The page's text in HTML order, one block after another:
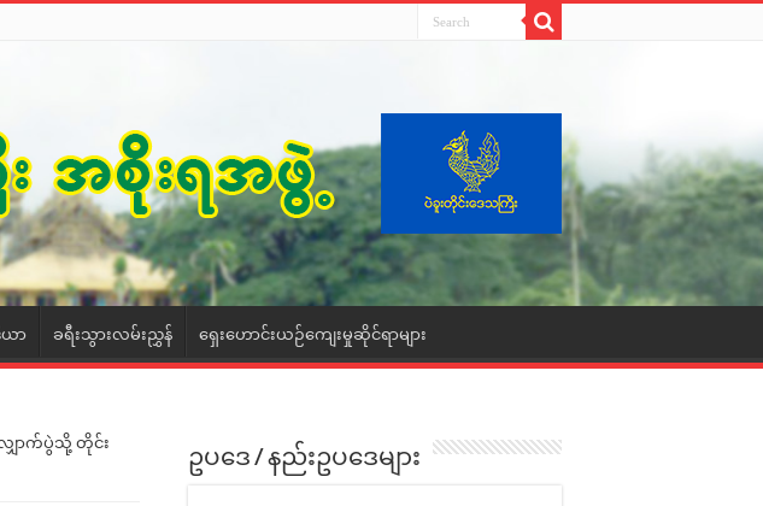
ယာ ခရီးသွားလမ်းညွှန် ရှေးဟောင်းယဉ်ကျေးမှုဆိုင်ရာများ
ောက်ပွဲသို့ တိုင်း
ဥပဒေ / နည်းဥပဒေများ